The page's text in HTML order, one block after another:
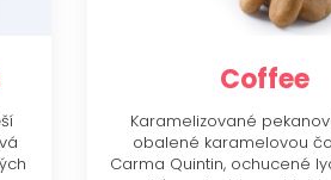
Coffee
Karamelizované
obalené karamelovou
Carma Quintin, ochucené